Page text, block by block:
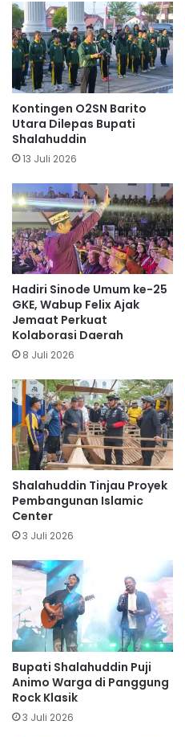
Kontingen O2SN Barito
Utara Dilepas Bupati
Shalahuddin
13 Juli 2026
Hadiri Sinode Umum ke-25
GKE, Wabup Felix Ajak
Jemaat Perkuat
Kolaborasi Daerah
8 Juli 2026
Shalahuddin Tinjau Proyek
Pembangunan Islamic
Center
3 Juli 2026
Bupati Shalahuddin Puji
Animo Warga di Panggung
Rock Klasik
3 Juli 2026